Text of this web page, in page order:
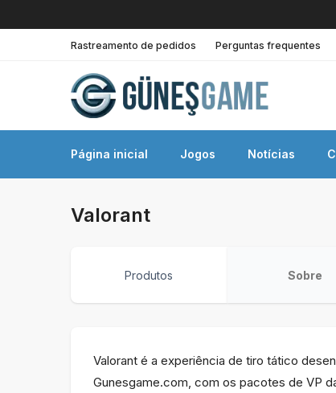
Rastreamento de pedidos Perguntas frequentes
Página inicial Jogos Notícias
Valorant
Produtos Sobre
Valorant é a experiência de tiro tático
Gunesgame.com, com os pacotes de VP